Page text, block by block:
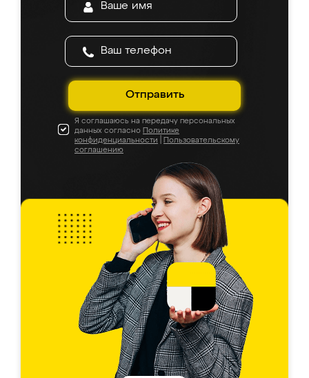
Отправить
Я соглашаюсь на передачу персональных
данных согласно Политике
конфиденциальности
Пользовательскому
соглашению